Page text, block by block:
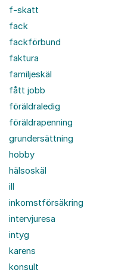
f-skatt
fack
fackförbund
faktura
familjeskäl
fått jobb
föräldraledig
föräldrapenning
grundersättning
hobby
hälsoskäl
ill
inkomstförsäkring
intervjuresa
intyg
karens
konsult